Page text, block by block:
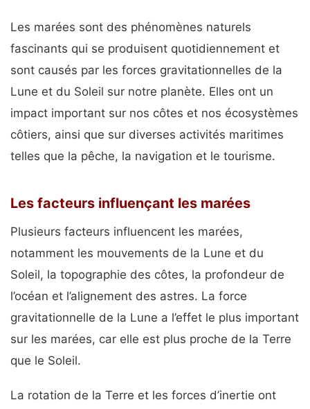
Les marées sont des phénomènes naturels
fascinants qui se produisent quotidiennement et
sont causés par les forces gravitationnelles de la
Lune et du Soleil sur notre planète. Elles ont un
impact important sur nos côtes et nos écosystèmes
côtiers, ainsi que sur diverses activités maritimes
telles que la pêche, la navigation et le tourisme.
Les facteurs influençant les marées
Plusieurs facteurs influencent les marées,
notamment les mouvements de la Lune et du
Soleil, la topographie des côtes, la profondeur de
l’océan et l’alignement des astres. La force
gravitationnelle de la Lune a l’effet le plus important
sur les marées, car elle est plus proche de la Terre
que le Soleil.
La rotation de la Terre et les forces d’inertie ont